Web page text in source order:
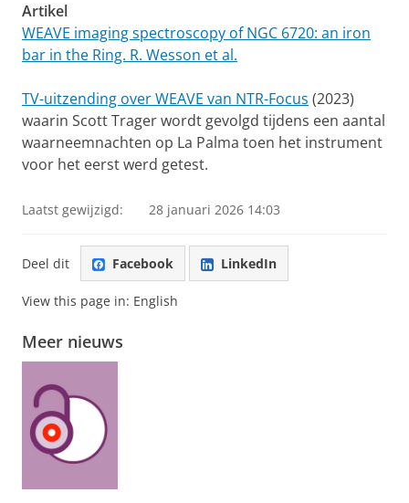
Artikel
WEAVE imaging spectroscopy of NGC 6720: an iron
bar in the Ring. R. Wesson et al.
TV-uitzending over WEAVE van NTR-Focus (2023)
waarin Scott Trager wordt gevolgd tijdens een aantal
waarneemnachten op La Palma toen het instrument
voor het eerst werd getest.
Laatst gewijzigd: 28 januari 2026 14:03
Deel dit Facebook LinkedIn
View this page in: English
Meer nieuws